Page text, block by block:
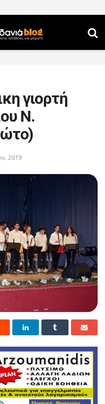
γιορτή
Ν.
2019